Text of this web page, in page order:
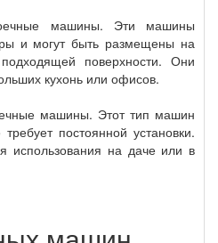
машины. Эти машины
и могут быть размещены на
поверхности. Они
кухонь или офисов.
машины. Этот тип машин
постоянной установки.
использования на даче или в